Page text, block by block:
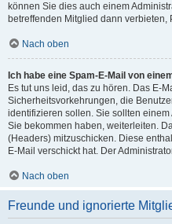
können Sie dies auch einem
betreffenden Mitglied dann
Nach oben
Ich habe eine Spam-E-Mail von
Es tut uns leid, das zu hören. Das E-
Sicherheitsvorkehrungen, die
identifizieren sollen. Sie sollten
Sie bekommen haben, weiterleiten.
(Headers) mitzuschicken. Diese
E-Mail verschickt hat. Der
Nach oben
Freunde und ignorierte